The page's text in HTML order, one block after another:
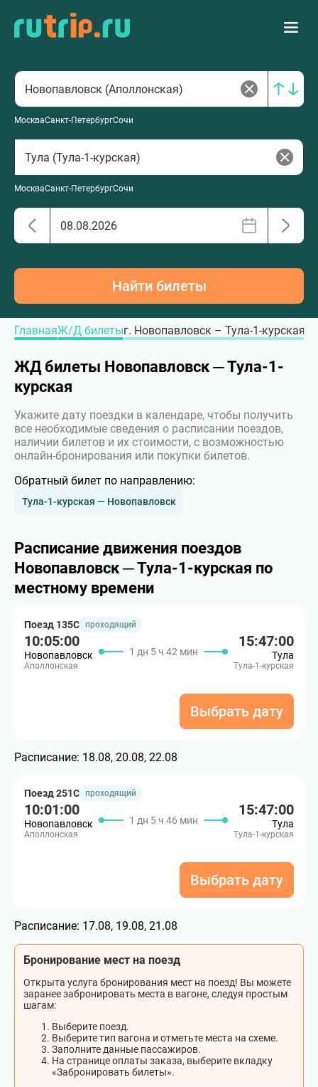
МоскваСанкт-ПетербургСочи
МоскваСанкт-ПетербургСочи
Найти билеты
ГлавнаяЖ/Д билетыг. Новопавловск – Тула-1-курская,
ЖД билеты Новопавловск ─ Тула-1-
курская
Укажите дату поездки в календаре, чтобы получить
все необходимые сведения о расписании поездов,
наличии билетов и их стоимости, с возможностью
онлайн-бронирования или покупки билетов.
Обратный билет по направлению:
Тула-1-курская — Новопавловск
Расписание движения поездов
Новопавловск ─ Тула-1-курская по
местному времени
Поезд 135С проходящий
10:05:00
Новопавловск
Аполлонская
1 дн 5 ч 42 мин
15:47:00
Тула
Тула-1-курская
Выбрать дату
Расписание: 18.08, 20.08, 22.08
Поезд 251С проходящий
10:01:00
Новопавловск
Аполлонская
1 дн 5 ч 46 мин
15:47:00
Тула
Тула-1-курская
Выбрать дату
Расписание: 17.08, 19.08, 21.08
Бронирование мест на поезд
Открыта услуга бронирования мест на поезд! Вы можете
заранее забронировать места в вагоне, следуя простым
шагам:
Выберите поезд.
Выберите тип вагона и отметьте места на схеме.
Заполните данные пассажиров.
На странице оплаты заказа, выберите вкладку
«Забронировать билеты».